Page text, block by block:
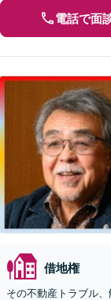
電話で面
借地権
その不動産トラブル